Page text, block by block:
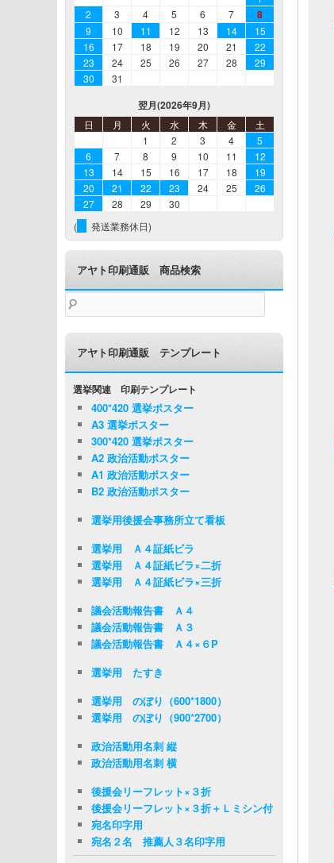
2
3 4 5 6 7 8
9 10 11 12 13 14
15
16
17 18 19 20 21
22
23
24 25 26 27 28
29
30
31
翌月(2026年9月)
日 月 火 水 木 金
土
1
2 3 4
5
6
7 8 9 10 11
12
13
14 15 16 17 18
19
20
21 22 23 24 25
26
27
28 29
30
(
発送業務休日)
アヤト印刷通販 商品検索
検
索:
アヤト印刷通販 テンプレート
選挙関連 印刷テンプレート
400*420 選挙ポスター
A3 選挙ポスター
300*420 選挙ポスター
A2 政治活動ポスター
A1 政治活動ポスター
B2 政治活動ポスター
選挙用後援会事務所立て看板
選挙用 Ａ４証紙ビラ
選挙用 Ａ４証紙ビラ×二折
選挙用 Ａ４証紙ビラ×三折
議会活動報告書 Ａ４
議会活動報告書 Ａ３
議会活動報告書 Ａ４×６P
選挙用 たすき
選挙用 のぼり（600*1800）
選挙用 のぼり（900*2700）
政治活動用名刺 縦
政治活動用名刺 横
後援会リーフレット×３折
後援会リーフレット×３折＋Ｌミシン付
宛名印字用
宛名２名 推薦人３名印字用